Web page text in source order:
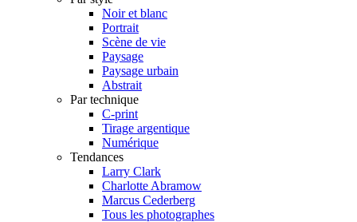
Noir et blanc
Portrait
Scène de vie
Paysage
Paysage urbain
Abstrait
Par technique
C-print
Tirage argentique
Numérique
Tendances
Larry Clark
Charlotte Abramow
Marcus Cederberg
Tous les photographes